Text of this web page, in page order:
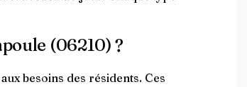
(06210) ?
besoins des résidents. Ces